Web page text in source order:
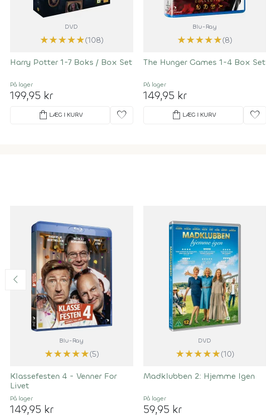
DVD
★★★★★(108)
Harry Potter 1-7 Boks / Box Set
På lager
199,95 kr
shopping_bag LÆG I KURV favorite
Blu-Ray
★★★★★(8)
The Hunger Games 1-4 Box Set
På lager
149,95 kr
shopping_bag LÆG I KURV favorite
Blu-Ray
★★★★★(5)
Klassefesten 4 - Venner For
Livet
På lager
149,95 kr
DVD
★★★★★(10)
Madklubben 2: Hjemme Igen
På lager
59,95 kr